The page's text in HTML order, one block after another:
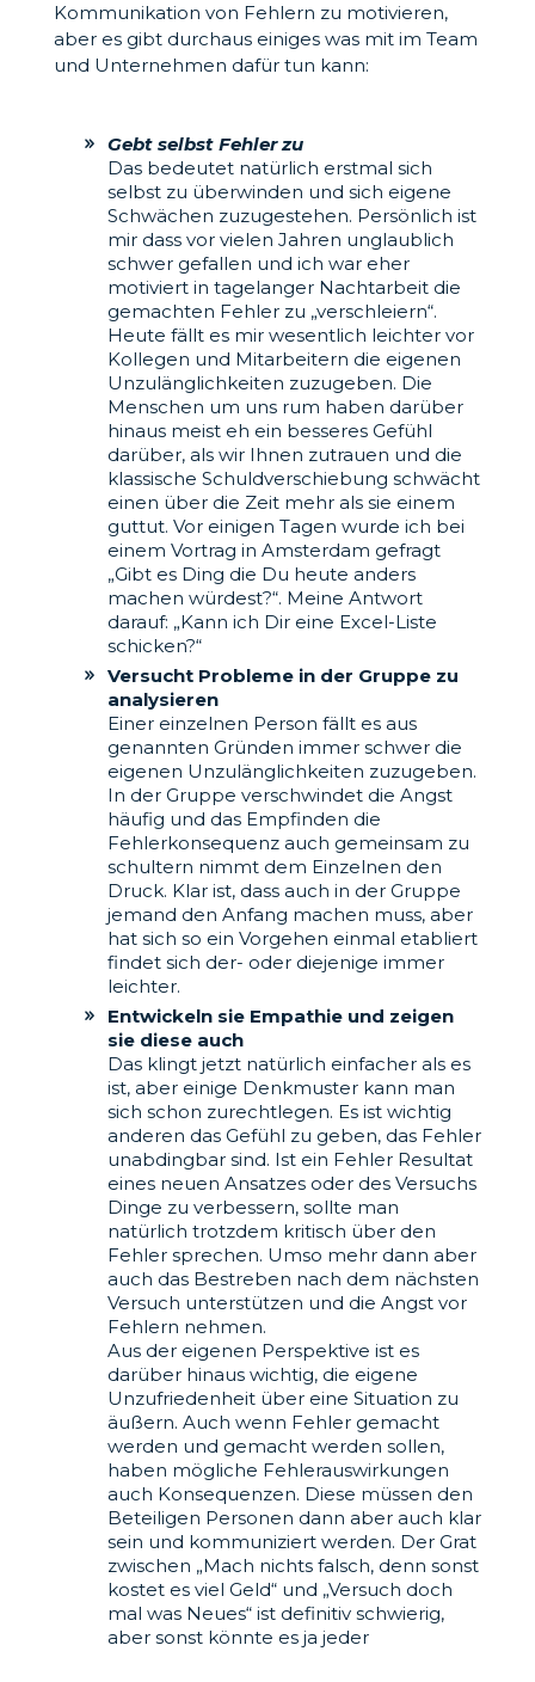
Kommunikation von Fehlern zu motivieren,
aber es gibt durchaus einiges was mit im Team
und Unternehmen dafür tun kann:
Gebt selbst Fehler zu
Das bedeutet natürlich erstmal sich
selbst zu überwinden und sich eigene
Schwächen zuzugestehen. Persönlich ist
mir dass vor vielen Jahren unglaublich
schwer gefallen und ich war eher
motiviert in tagelanger Nachtarbeit die
gemachten Fehler zu „verschleiern“.
Heute fällt es mir wesentlich leichter vor
Kollegen und Mitarbeitern die eigenen
Unzulänglichkeiten zuzugeben. Die
Menschen um uns rum haben darüber
hinaus meist eh ein besseres Gefühl
darüber, als wir Ihnen zutrauen und die
klassische Schuldverschiebung schwächt
einen über die Zeit mehr als sie einem
guttut. Vor einigen Tagen wurde ich bei
einem Vortrag in Amsterdam gefragt
„Gibt es Ding die Du heute anders
machen würdest?“. Meine Antwort
darauf: „Kann ich Dir eine Excel-Liste
schicken?“
Versucht Probleme in der Gruppe zu
analysieren
Einer einzelnen Person fällt es aus
genannten Gründen immer schwer die
eigenen Unzulänglichkeiten zuzugeben.
In der Gruppe verschwindet die Angst
häufig und das Empfinden die
Fehlerkonsequenz auch gemeinsam zu
schultern nimmt dem Einzelnen den
Druck. Klar ist, dass auch in der Gruppe
jemand den Anfang machen muss, aber
hat sich so ein Vorgehen einmal etabliert
findet sich der- oder diejenige immer
leichter.
Entwickeln sie Empathie und zeigen
sie diese auch
Das klingt jetzt natürlich einfacher als es
ist, aber einige Denkmuster kann man
sich schon zurechtlegen. Es ist wichtig
anderen das Gefühl zu geben, das Fehler
unabdingbar sind. Ist ein Fehler Resultat
eines neuen Ansatzes oder des Versuchs
Dinge zu verbessern, sollte man
natürlich trotzdem kritisch über den
Fehler sprechen. Umso mehr dann aber
auch das Bestreben nach dem nächsten
Versuch unterstützen und die Angst vor
Fehlern nehmen.
Aus der eigenen Perspektive ist es
darüber hinaus wichtig, die eigene
Unzufriedenheit über eine Situation zu
äußern. Auch wenn Fehler gemacht
werden und gemacht werden sollen,
haben mögliche Fehlerauswirkungen
auch Konsequenzen. Diese müssen den
Beteiligen Personen dann aber auch klar
sein und kommuniziert werden. Der Grat
zwischen „Mach nichts falsch, denn sonst
kostet es viel Geld“ und „Versuch doch
mal was Neues“ ist definitiv schwierig,
aber sonst könnte es ja jeder